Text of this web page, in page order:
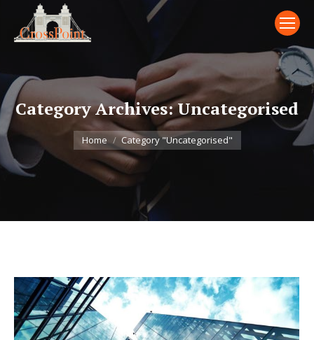
Category Archives:Uncategorised
You are here:
Home Category "Uncategorised"